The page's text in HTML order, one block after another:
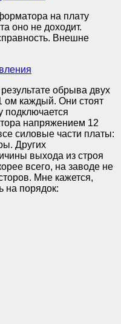
на плату
оно не доходит.
Внешне
обрыва двух
ом каждый. Они стоят
подключается
напряжением 12
силовые части платы:
Других
выхода из строя
всего, на заводе не
Мне кажется,
на порядок: